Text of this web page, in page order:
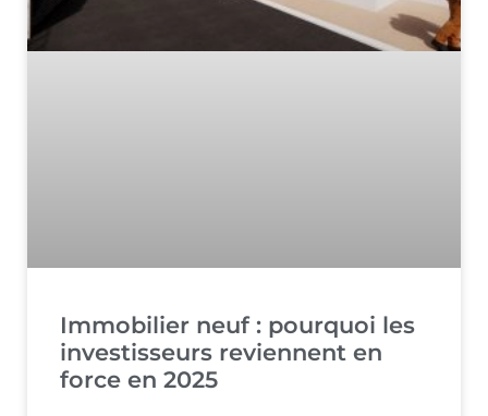
Immobilier neuf : pourquoi les
investisseurs reviennent en
force en 2025